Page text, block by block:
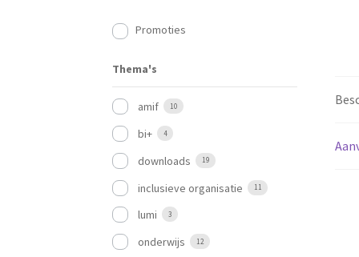
Promoties
Thema's
amif 10
bi+ 4
downloads 19
inclusieve organisatie 11
lumi 3
onderwijs 12